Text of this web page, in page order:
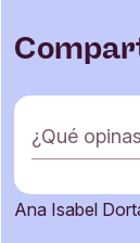
F
o
m
¿Qué
Ana Isabel